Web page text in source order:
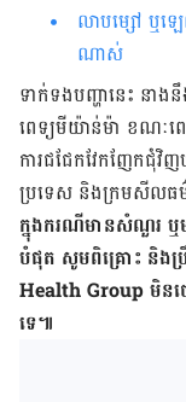
លាប​ម្សៅ ឬ​ឡ
ណាស់
ទាក់ទង​​បញ្ហា​នេះ នា
ពេទ្យ​មីយ៉ាន់​ម៉ា ខណៈ
ការ​ជជែក​វែក​ញែក​ជុំ​វិ
ប្រទេស​ និង​ក្រម​សីលធម៌​វិ
ក្នុង​ករណី​មាន​សំណួរ​ ឬ​
បំផុត សូម​ពិគ្រោះ និង​
Health Group មិន​ចេ
ទេ៕